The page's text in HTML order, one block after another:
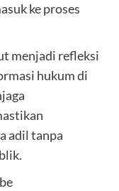
ke proses
menjadi refleksi
hukum di
adil tanpa